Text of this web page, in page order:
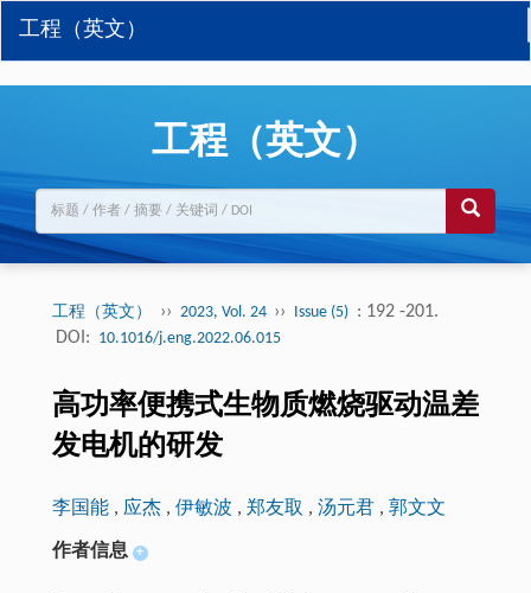
工程（英文）
工程（英文）
工程（英文） ›› 2023, Vol. 24 ›› Issue (5) : 192 -201.
DOI: 10.1016/j.eng.2022.06.015
高功率便携式生物质燃烧驱动温差
发电机的研发
李国能 , 应杰 , 伊敏波 , 郑友取 , 汤元君 , 郭文文
作者信息 +